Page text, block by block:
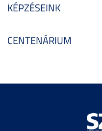
KÉPZÉSEINK
CENTENÁRIUM